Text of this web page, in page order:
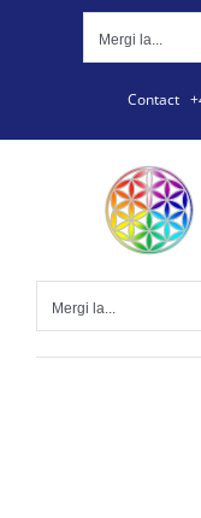
Mergi la...
Contact
Mergi la...